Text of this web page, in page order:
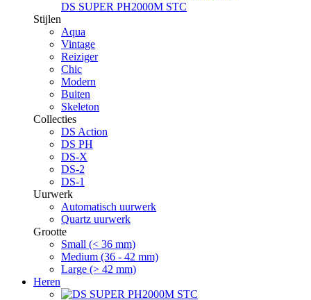
DS SUPER PH2000M STC
Stijlen
Aqua
Vintage
Reiziger
Chic
Modern
Buiten
Skeleton
Collecties
DS Action
DS PH
DS-X
DS-2
DS-1
Uurwerk
Automatisch uurwerk
Quartz uurwerk
Grootte
Small (< 36 mm)
Medium (36 - 42 mm)
Large (> 42 mm)
Heren